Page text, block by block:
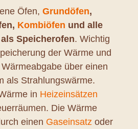
Öfen, Grundöfen,
Kombiöfen und alle
Speicherofen. Wichtig
der Wärme und
über einen
als Strahlungswärme.
in Heizeinsätzen
Die Wärme
einen Gaseinsatz oder